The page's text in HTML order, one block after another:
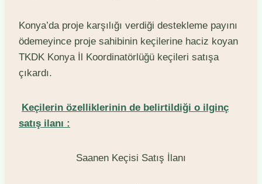
Konya’da proje karşılığı verdiği destekleme payını
ödemeyince proje sahibinin keçilerine haciz koyan
TKDK Konya İl Koordinatörlüğü keçileri satışa
çıkardı.
Keçilerin özelliklerinin de belirtildiği o ilginç
satış ilanı :
Saanen Keçisi Satış İlanı